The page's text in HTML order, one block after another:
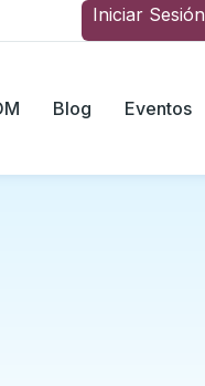
Iniciar Sesión
Blog Eventos